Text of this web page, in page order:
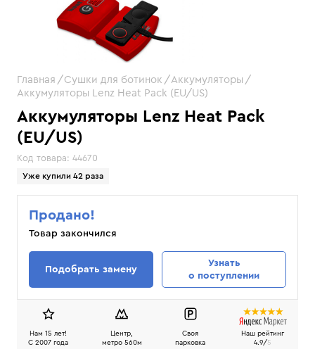
Аккумуляторы Lenz Heat Pack
(EU/US)
Код товара: 44670
Уже купили 42 раза
Главная Сушки для ботинок
Аккумуляторы
Аккумуляторы Lenz Heat Pack (EU/US)
Продано!
Товар закончился
Подобрать замену
Узнать
о поступлении
Нам 15 лет!
C 2007 года
Центр,
метро 560м
Своя
парковка
Наш рейтинг
4.9/5